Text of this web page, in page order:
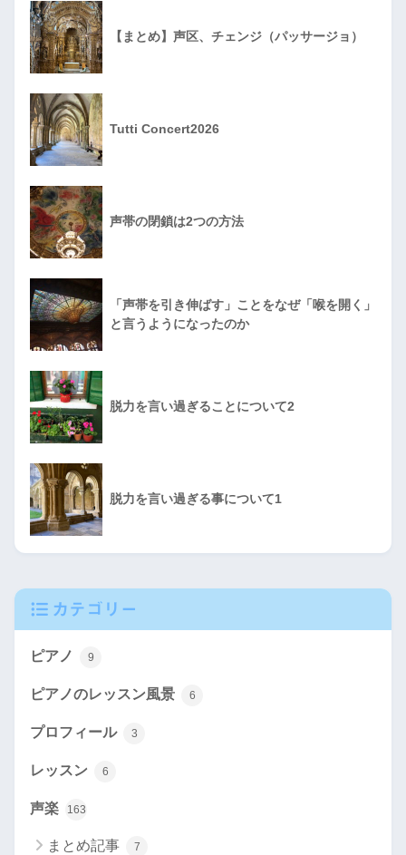
【まとめ】声区、チェンジ（パッサージョ）
Tutti Concert2026
声帯の閉鎖は2つの方法
「声帯を引き伸ばす」ことをなぜ「喉を開く」
と言うようになったのか
脱力を言い過ぎることについて2
脱力を言い過ぎる事について1
カテゴリー
ピアノ 9
ピアノのレッスン風景 6
プロフィール 3
レッスン 6
声楽 163
まとめ記事 7